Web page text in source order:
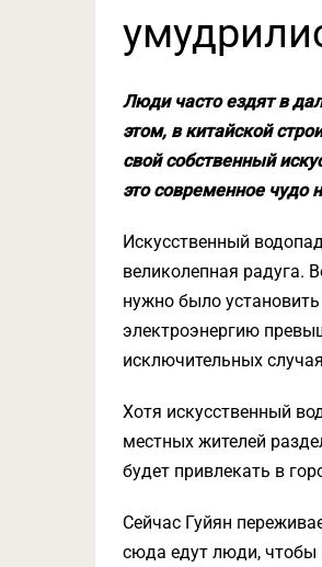
Люди часто ездят в
этом, в китайской
свой собственный
это современное чудо
Искусственный
великолепная радуга.
нужно было
электроэнергию
исключительных
Хотя искусственный
местных жителей
будет привлекать в
Сейчас Гуйян
сюда едут люди, чтобы